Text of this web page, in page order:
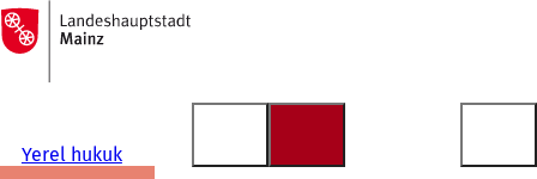
İçeriğe atla
Ana
sayfaya
Yerel hukuk